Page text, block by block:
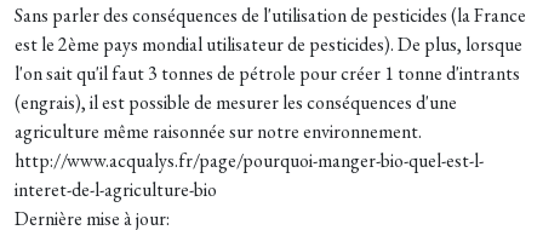
Sans parler des conséquences de l'utilisation de pesticides (la France
est le 2ème pays mondial utilisateur de pesticides). De plus, lorsque
l'on sait qu'il faut 3 tonnes de pétrole pour créer 1 tonne d'intrants
(engrais), il est possible de mesurer les conséquences d'une
agriculture même raisonnée sur notre environnement.
http://www.acqualys.fr/page/pourquoi-manger-bio-quel-est-l-
interet-de-l-agriculture-bio
Dernière mise à jour: